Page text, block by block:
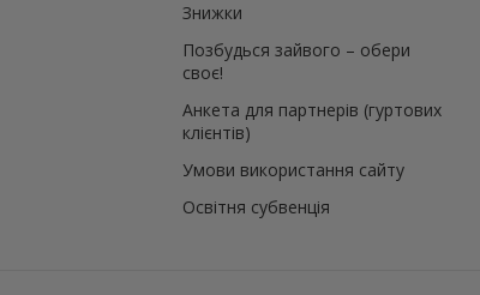
Знижки
Позбудься зайвого – обери
своє!
Анкета для партнерів (гуртових
клієнтів)
Умови використання сайту
Освітня субвенція